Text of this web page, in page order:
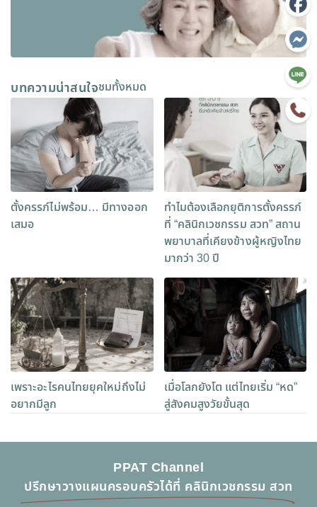
บทความน่าสนใจชมทั้งหมด
ตั้งครรภ์ไม่พร้อม… มีทางออก
เสมอ
ทำไมต้องเลือกยุติการตั้งครรภ์
ที่ “คลินิกเวชกรรม สวท” สถาน
พยาบาลที่เคียงข้างผู้หญิงไทย
มากว่า 30 ปี
เพราะอะไรคนไทยยุคใหม่ถึงไม่
อยากมีลูก
เมื่อโลกยังโต แต่ไทยเริ่ม “หด”
สู่สังคมสูงวัยขั้นสุด
PPAT Channel
ปรึกษาวางแผนครอบครัวได้ที่ คลินิกเวชกรรม สวท